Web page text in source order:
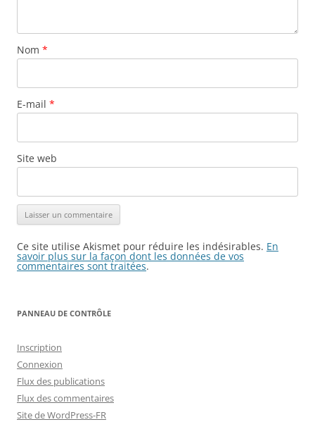
Nom *
E-mail *
Site web
Ce site utilise Akismet pour réduire les indésirables. En
savoir plus sur la façon dont les données de vos
commentaires sont traitées.
PANNEAU DE CONTRÔLE
Inscription
Connexion
Flux des publications
Flux des commentaires
Site de WordPress-FR